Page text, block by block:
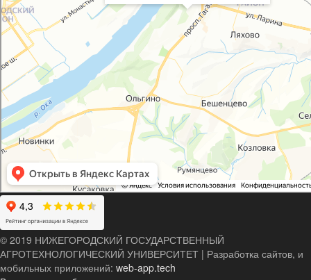
© 2019 НИЖЕГОРОДСКИЙ ГОСУДАРСТВЕННЫЙ
АГРОТЕХНОЛОГИЧЕСКИЙ УНИВЕРСИТЕТ | Разработка сайтов, и
мобильных приложений: web-app.tech